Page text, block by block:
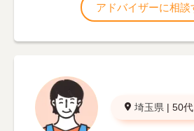
アドバイザーに相談
埼玉県 | 50代